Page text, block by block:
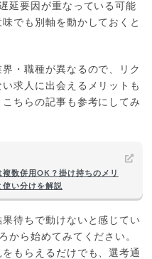
延要因が重なっている可能
でも別軸を動かしておくと
・職種が異なるので、リク
求人に出会えるメリットも
ちらの記事も参考にしてみ
複数併用OK？掛け持ちのメリ
使い分けを解説
待ちで動けないと感じてい
から始めてみてください。
もらえるだけでも、選考通